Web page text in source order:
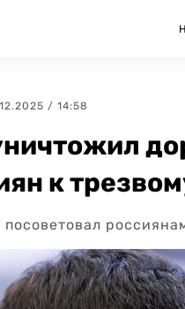
/ 14:58
к